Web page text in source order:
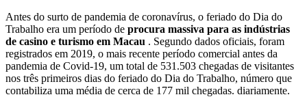
Antes do surto de pandemia de coronavírus, o feriado do Dia do
Trabalho era um período de procura massiva para as indústrias
de casino e turismo em Macau . Segundo dados oficiais, foram
registrados em 2019, o mais recente período comercial antes da
pandemia de Covid-19, um total de 531.503 chegadas de visitantes
nos três primeiros dias do feriado do Dia do Trabalho, número que
contabiliza uma média de cerca de 177 mil chegadas. diariamente.